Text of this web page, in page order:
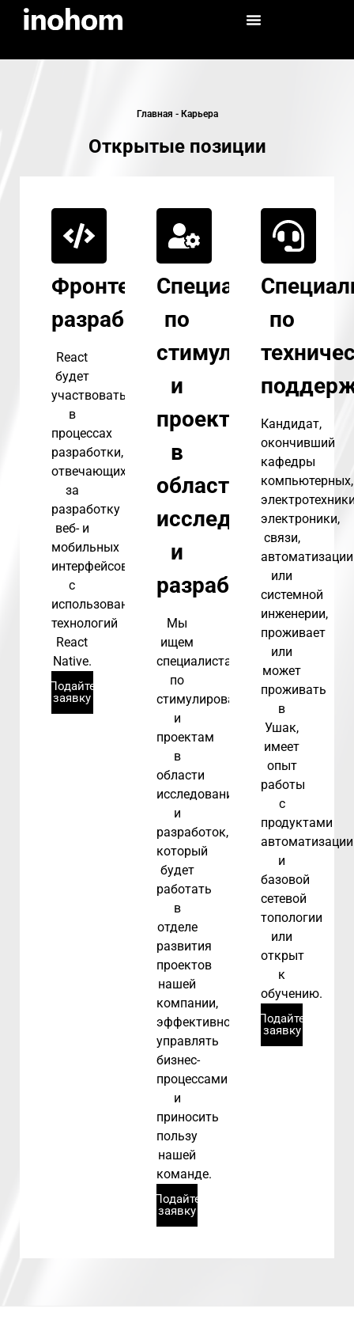
Главная - Карьера
Открытые позиции
Фронтенд-
разработчик
React
будет
участвовать
в
процессах
разработки,
отвечающих
за
разработку
веб- и
мобильных
интерфейсов
с
использованием
технологий
React
Native.
Подайте
заявку
Специалист
по
стимулированию
и
проектам
в
области
исследований
и
разработок
Мы
ищем
специалиста
по
стимулированию
и
проектам
в
области
исследований
и
разработок,
который
будет
работать
в
отделе
развития
проектов
нашей
компании,
эффективно
управлять
бизнес-
процессами
и
приносить
пользу
нашей
команде.
Подайте
заявку
по
Кандидат,
окончивший
кафедры
компьютерных,
электроники,
связи,
автоматизации
или
системной
инженерии,
проживает
или
может
проживать
в
Ушак,
имеет
опыт
работы
с
продуктами
автоматизации
и
базовой
сетевой
топологии
или
открыт
к
обучению.
Подайте
заявку